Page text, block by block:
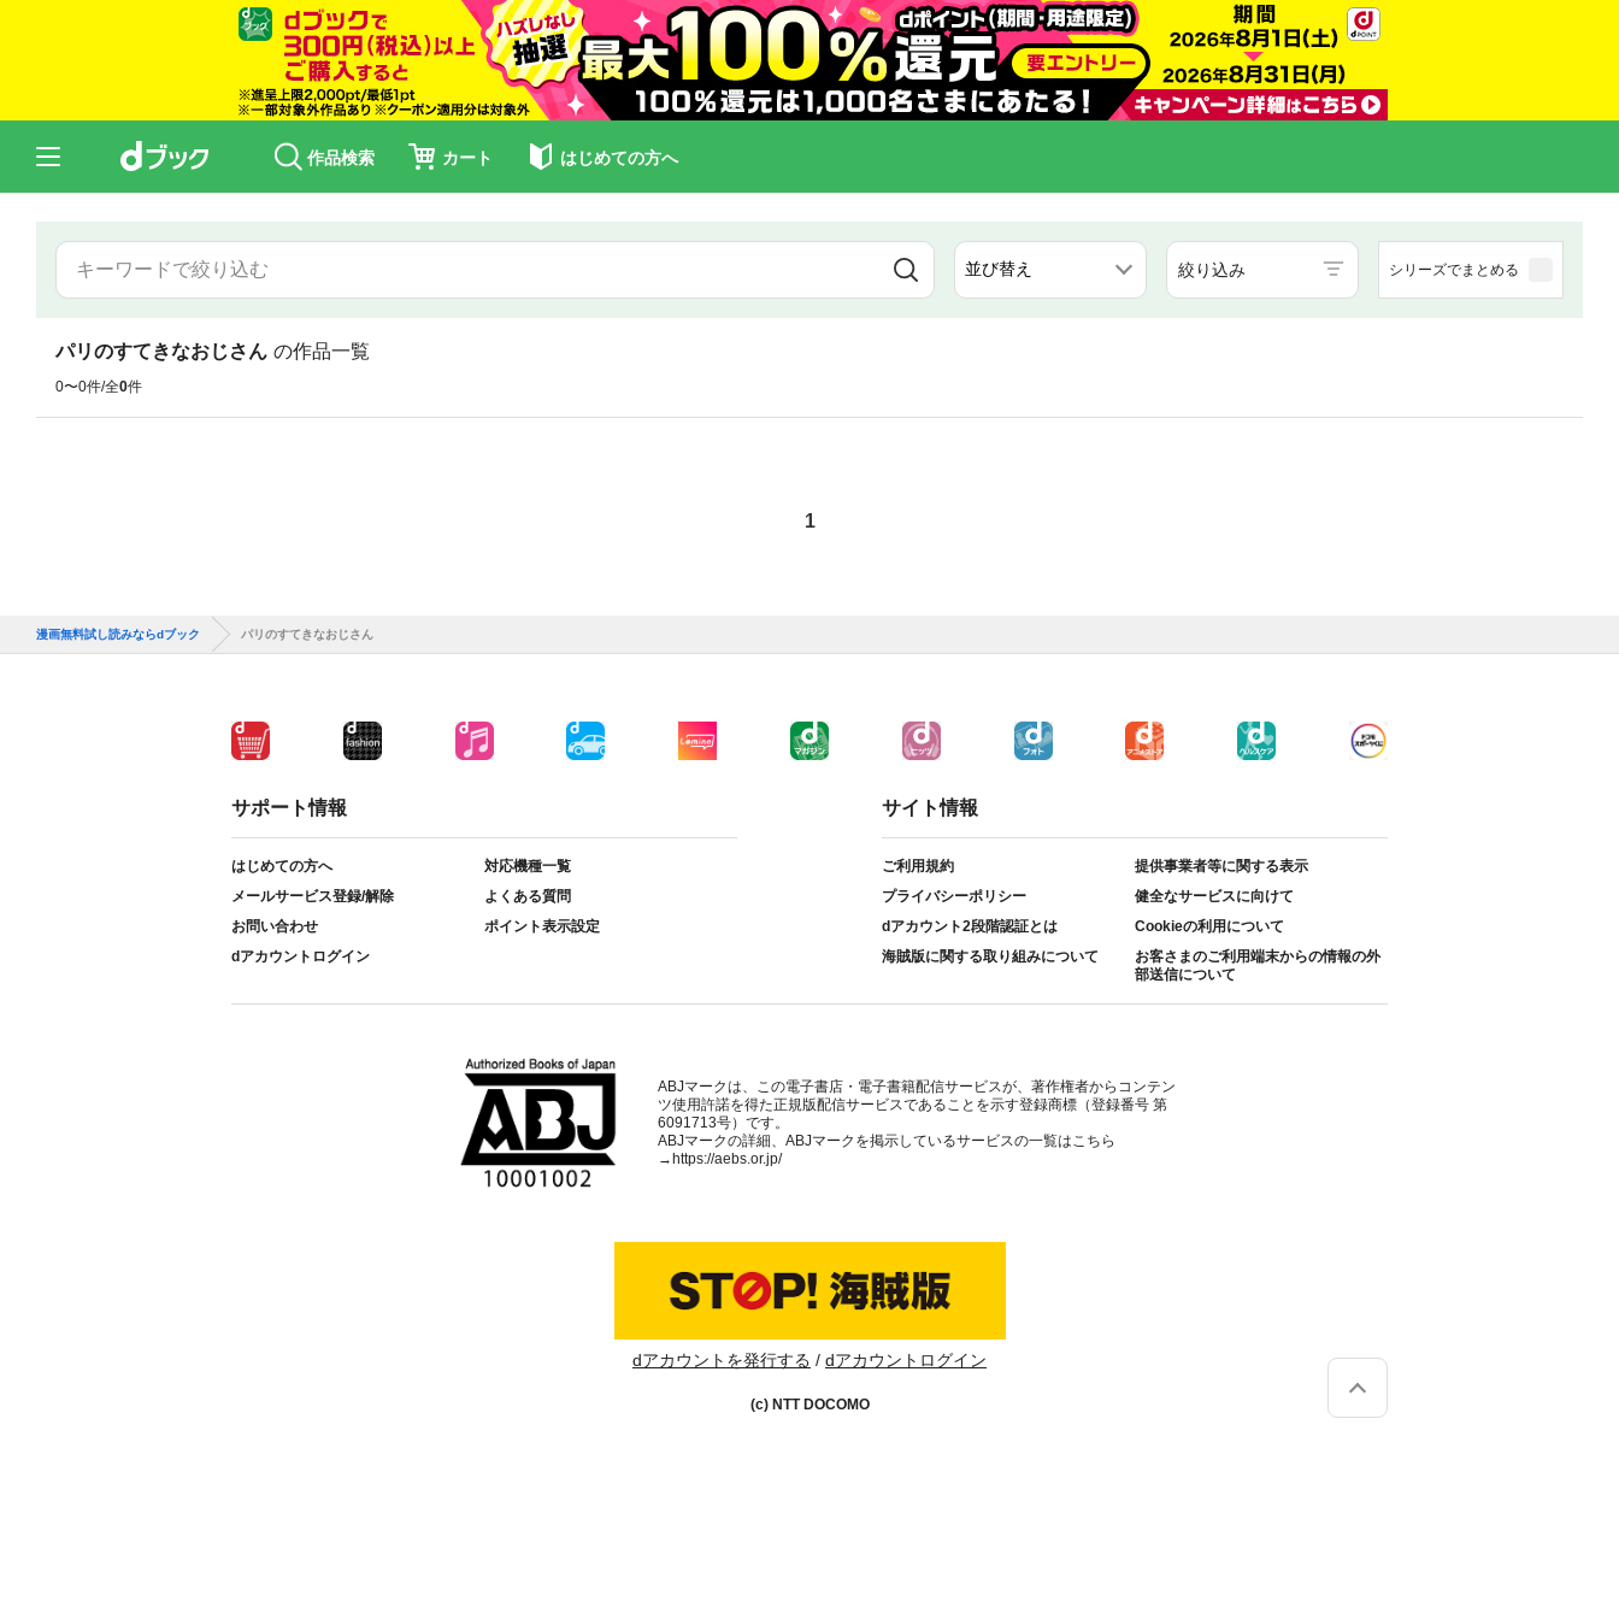
作品検索 カート はじめての方へ
絞り込み シリーズでまとめる
パリのすてきなおじさん の作品一覧
0〜0件/全0件
1
漫画無料試し読みならdブック パリのすてきなおじさん
サポート情報
はじめての方へ
対応機種一覧
メールサービス登録/解除
よくある質問
お問い合わせ
ポイント表示設定
dアカウントログイン
サイト情報
ご利用規約
提供事業者等に関する表示
プライバシーポリシー
健全なサービスに向けて
dアカウント2段階認証とは
Cookieの利用について
海賊版に関する取り組みについて
お客さまのご利用端末からの情報の外
部送信について
ABJマークは、この電子書店・電子書籍配信サービスが、著作権者からコンテン
ツ使用許諾を得た正規版配信サービスであることを示す登録商標（登録番号 第
6091713号）です。
ABJマークの詳細、ABJマークを掲示しているサービスの一覧はこちら
→ https://aebs.or.jp/
dアカウントを発行する dアカウントログイン
(c) NTT DOCOMO